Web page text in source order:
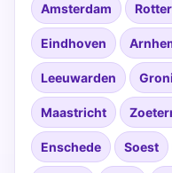
Amsterdam
Eindhoven
Leeuwarden
Maastricht
Enschede Soest